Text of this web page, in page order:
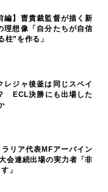
編】曺貴裁監督が描く新
理想像「自分たちが自信
柱”を作る」
レジャ後釜は同じスペイ
ECL決勝にも出場した
リア代表MFアーバイン
会連続出場の実力者「非
」